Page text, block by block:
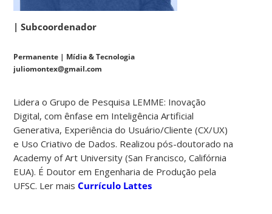
|Subcoordenador
Permanente | Mídia & Tecnologia
juliomontex@gmail.com
Lidera o Grupo de Pesquisa LEMME: Inovação
Digital, com ênfase em Inteligência Artificial
Generativa, Experiência do Usuário/Cliente (CX/UX)
e Uso Criativo de Dados. Realizou pós-doutorado na
Academy of Art University (San Francisco, Califórnia
EUA). É Doutor em Engenharia de Produção pela
UFSC. Ler maisCurrículo Lattes